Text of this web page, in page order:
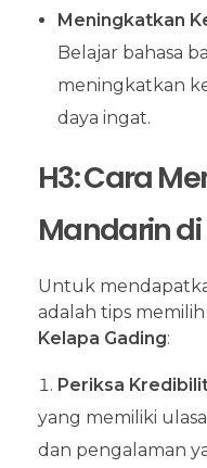
Meningkatkan
Belajar bahasa
meningkatkan
daya ingat.
H3: Cara
Mandarin
Untuk
adalah tips
Kelapa Gading:
Periksa
yang memiliki
dan pengalaman